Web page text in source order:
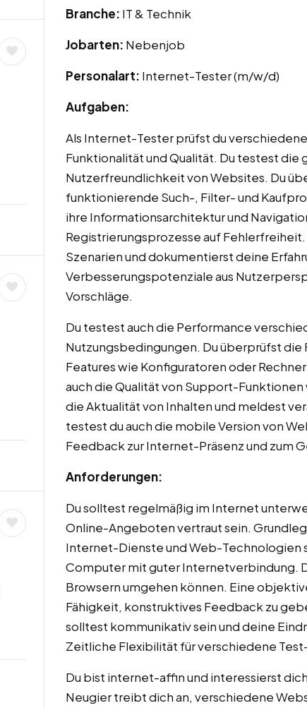
Branche: IT & Technik
Jobarten: Nebenjob
Personalart: Internet-Tester (m/w/d)
Aufgaben:
Als Internet-Tester prüfst du
Funktionalität und Qualität. Du testest
Nutzerfreundlichkeit von Websites. Du
funktionierende Such-, Filter- und
ihre Informationsarchitektur und
Registrierungsprozesse auf
Szenarien und dokumentierst deine
Verbesserungspotenziale aus
Vorschläge.
Du testest auch die Performance
Nutzungsbedingungen. Du überprüfst
Features wie Konfiguratoren oder
auch die Qualität von Support-
die Aktualität von Inhalten und meldest
testest du auch die mobile Version von
Feedback zur Internet-Präsenz und zum
Anforderungen:
Du solltest regelmäßig im Internet
Online-Angeboten vertraut sein.
Internet-Dienste und Web-Technologien
Computer mit guter Internetverbindung.
Browsern umgehen können. Eine
Fähigkeit, konstruktives Feedback zu
solltest kommunikativ sein und deine
Zeitliche Flexibilität für verschiedene
Du bist internet-affin und interessierst
Neugier treibt dich an, verschiedene